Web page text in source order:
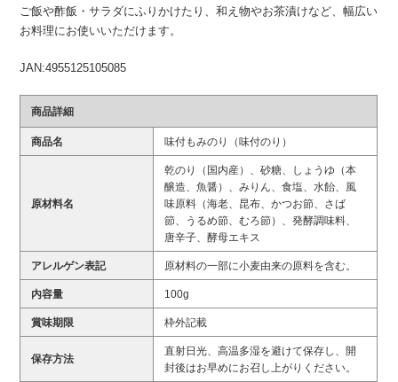
ご飯や酢飯・サラダにふりかけたり、和え物やお茶漬けなど、幅広い
お料理にお使いいただけます。
JAN:4955125105085
商品詳細
商品名 味付もみのり（味付のり）
原材料名
乾のり（国内産）、砂糖、しょうゆ（本
醸造、魚醤）、みりん、食塩、水飴、風
味原料（海老、昆布、かつお節、さば
節、うるめ節、むろ節）、発酵調味料、
唐辛子、酵母エキス
アレルゲン表記 原材料の一部に小麦由来の原料を含む。
内容量 100g
賞味期限 枠外記載
保存方法
直射日光、高温多湿を避けて保存し、開
封後はお早めにお召し上がりください。